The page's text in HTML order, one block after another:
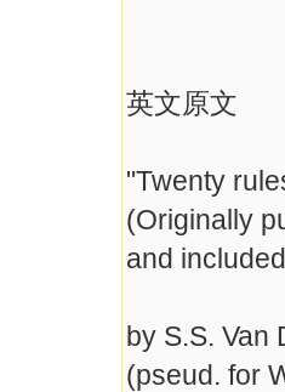
英文原文
"Twenty
(Originally
and
by S.S. Van
(pseud. for